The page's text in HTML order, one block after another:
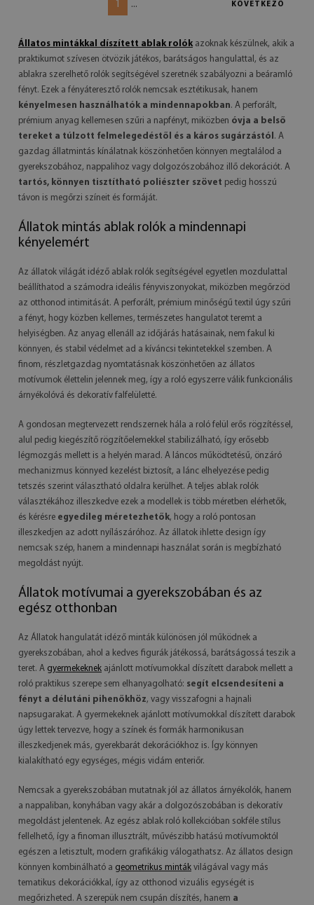
1 ... KÖVETKEZŐ
Állatos mintákkal díszített ablak rolókazoknak készülnek, akik a
praktikumot szívesen ötvözik játékos, barátságos hangulattal, és az
ablakra szerelhető rolók segítségével szeretnék szabályozni a beáramló
fényt. Ezek a fényáteresztő rolók nemcsak esztétikusak, hanem
kényelmesen használhatók a mindennapokban. A perforált,
prémium anyag kellemesen szűri a napfényt, miközben óvja a belső
tereket a túlzott felmelegedéstől és a káros sugárzástól . A
gazdag állatmintás kínálatnak köszönhetően könnyen megtalálod a
gyerekszobához, nappalihoz vagy dolgozószobához illő dekorációt. A
tartós, könnyen tisztítható poliészter szövet pedig hosszú
távon is megőrzi színeit és formáját.
Állatok mintás ablak rolók a mindennapi
kényelemért
Az állatok világát idéző ablak rolók segítségével egyetlen mozdulattal
beállíthatod a számodra ideális fényviszonyokat, miközben megőrzöd
az otthonod intimitását. A perforált, prémium minőségű textil úgy szűri
a fényt, hogy közben kellemes, természetes hangulatot teremt a
helyiségben. Az anyag ellenáll az időjárás hatásainak, nem fakul ki
könnyen, és stabil védelmet ad a kíváncsi tekintetekkel szemben. A
finom, részletgazdag nyomtatásnak köszönhetően az állatos
motívumok élettelin jelennek meg, így a roló egyszerre válik funkcionális
árnyékolóvá és dekoratív falfelületté.
A gondosan megtervezett rendszernek hála a roló felül erős rögzítéssel,
alul pedig kiegészítő rögzítőelemekkel stabilizálható, így erősebb
légmozgás mellett is a helyén marad. A láncos működtetésű, önzáró
mechanizmus könnyed kezelést biztosít, a lánc elhelyezése pedig
tetszés szerint választható oldalra kerülhet. A teljes ablak rolók
választékához illeszkedve ezek a modellek is több méretben elérhetők,
és kérésre egyedileg méretezhetők, hogy a roló pontosan
illeszkedjen az adott nyílászáróhoz. Az állatok ihlette design így
nemcsak szép, hanem a mindennapi használat során is megbízható
megoldást nyújt.
Állatok motívumai a gyerekszobában és az
egész otthonban
Az Állatok hangulatát idéző minták különösen jól működnek a
gyerekszobában, ahol a kedves figurák játékossá, barátságossá teszik a
teret. A gyermekeknek ajánlott motívumokkal díszített darabok mellett a
roló praktikus szerepe sem elhanyagolható: segít elcsendesíteni a
fényt a délutáni pihenőkhöz, vagy visszafogni a hajnali
napsugarakat. A gyermekeknek ajánlott motívumokkal díszített darabok
úgy lettek tervezve, hogy a színek és formák harmonikusan
illeszkedjenek más, gyerekbarát dekorációkhoz is. Így könnyen
kialakítható egy egységes, mégis vidám enteriőr.
Nemcsak a gyerekszobában mutatnak jól az állatos árnyékolók, hanem
a nappaliban, konyhában vagy akár a dolgozószobában is dekoratív
megoldást jelentenek. Az egész ablak roló kollekcióban sokféle stílus
fellelhető, így a finoman illusztrált, művészibb hatású motívumoktól
egészen a letisztult, modern grafikákig válogathatsz. Az állatos design
könnyen kombinálható a geometrikus minták világával vagy más
tematikus dekorációkkal, így az otthonod vizuális egységét is
megőrizheted. A szerepük nem csupán díszítés, hanem a